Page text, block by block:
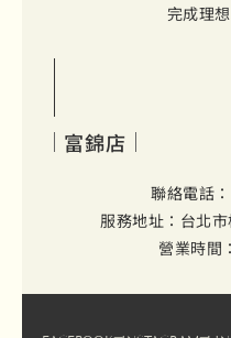
完成理
富錦店
聯絡電話
服務地址：台北
營業時間